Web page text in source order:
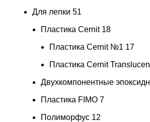
Для лепки 51
Пластика Cernit 18
Пластика Cernit №1 17
Пластика Cernit
Двухкомпонентные
Пластика FIMO 7
Полиморфус 12